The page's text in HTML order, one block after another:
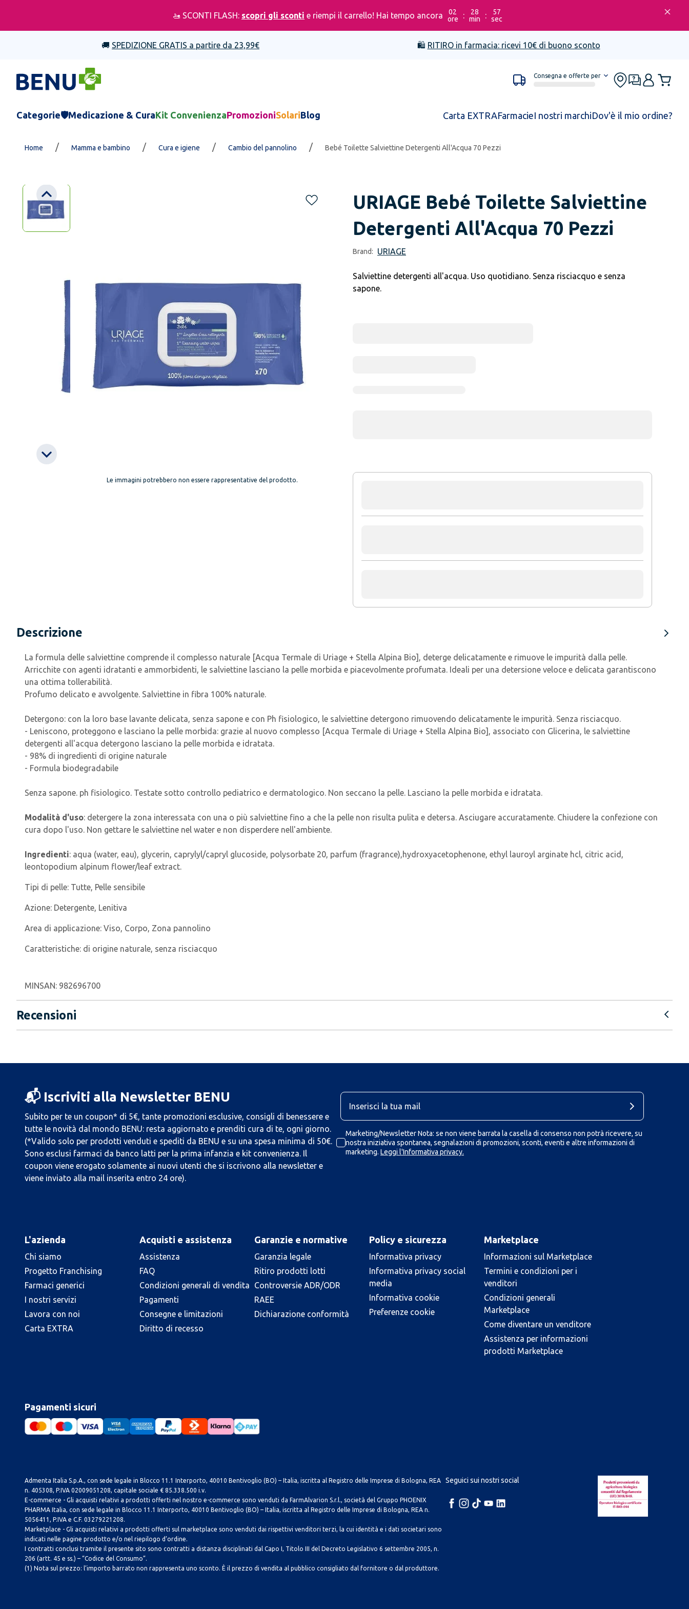
🚤 SCONTI FLASH: scopri gli sconti e riempi il carrello! Hai tempo ancora
02
ore
:
28
min
:
57
sec
🚚 SPEDIZIONE GRATIS a partire da 23,99€ 🛍️ RITIRO in farmacia: ricevi 10€ di buono sconto
Consegna e offerte per
Categorie🛡️Medicazione & CuraKit ConvenienzaPromozioniSolariBlog Carta EXTRAFarmacieI nostri marchiDov'è il mio ordine?
Home / Mamma e bambino / Cura e igiene / Cambio del pannolino / Bebé Toilette Salviettine Detergenti All'Acqua 70 Pezzi
Le immagini potrebbero non essere rappresentative del prodotto.
URIAGE Bebé Toilette Salviettine
Detergenti All'Acqua 70 Pezzi
Brand: URIAGE
Salviettine detergenti all'acqua. Uso quotidiano. Senza risciacquo e senza
sapone.
Descrizione
La formula delle salviettine comprende il complesso naturale [Acqua Termale di Uriage + Stella Alpina Bio], deterge delicatamente e rimuove le impurità dalla pelle.
Arricchite con agenti idratanti e ammorbidenti, le salviettine lasciano la pelle morbida e piacevolmente profumata. Ideali per una detersione veloce e delicata garantiscono
una ottima tollerabilità.
Profumo delicato e avvolgente. Salviettine in fibra 100% naturale.
Detergono: con la loro base lavante delicata, senza sapone e con Ph fisiologico, le salviettine detergono rimuovendo delicatamente le impurità. Senza risciacquo.
- Leniscono, proteggono e lasciano la pelle morbida: grazie al nuovo complesso [Acqua Termale di Uriage + Stella Alpina Bio], associato con Glicerina, le salviettine
detergenti all'acqua detergono lasciano la pelle morbida e idratata.
- 98% di ingredienti di origine naturale
- Formula biodegradabile
Senza sapone. ph fisiologico. Testate sotto controllo pediatrico e dermatologico. Non seccano la pelle. Lasciano la pelle morbida e idratata.
Modalità d'uso: detergere la zona interessata con una o più salviettine fino a che la pelle non risulta pulita e detersa. Asciugare accuratamente. Chiudere la confezione con
cura dopo l'uso. Non gettare le salviettine nel water e non disperdere nell'ambiente.
Ingredienti: aqua (water, eau), glycerin, caprylyl/capryl glucoside, polysorbate 20, parfum (fragrance),hydroxyacetophenone, ethyl lauroyl arginate hcl, citric acid,
leontopodium alpinum flower/leaf extract.
Tipi di pelle: Tutte, Pelle sensibile
Azione: Detergente, Lenitiva
Area di applicazione: Viso, Corpo, Zona pannolino
Caratteristiche: di origine naturale, senza risciacquo
MINSAN: 982696700
Recensioni
📬 Iscriviti alla Newsletter BENU
Subito per te un coupon* di 5€, tante promozioni esclusive, consigli di benessere e
tutte le novità dal mondo BENU: resta aggiornato e prenditi cura di te, ogni giorno.
(*Valido solo per prodotti venduti e spediti da BENU e su una spesa minima di 50€.
Sono esclusi farmaci da banco latti per la prima infanzia e kit convenienza. Il
coupon viene erogato solamente ai nuovi utenti che si iscrivono alla newsletter e
viene inviato alla mail inserita entro 24 ore).
Marketing/Newsletter Nota: se non viene barrata la casella di consenso non potrà ricevere, su
nostra iniziativa spontanea, segnalazioni di promozioni, sconti, eventi e altre informazioni di
marketing. Leggi l'Informativa privacy.
L'azienda
Chi siamo
Progetto Franchising
Farmaci generici
I nostri servizi
Lavora con noi
Carta EXTRA
Acquisti e assistenza
Assistenza
FAQ
Condizioni generali di vendita
Pagamenti
Consegne e limitazioni
Diritto di recesso
Garanzie e normative
Garanzia legale
Ritiro prodotti lotti
Controversie ADR/ODR
RAEE
Dichiarazione conformità
Policy e sicurezza
Informativa privacy
Informativa privacy social
media
Informativa cookie
Preferenze cookie
Marketplace
Informazioni sul Marketplace
Termini e condizioni per i
venditori
Condizioni generali
Marketplace
Come diventare un venditore
Assistenza per informazioni
prodotti Marketplace
Pagamenti sicuri
Admenta Italia S.p.A., con sede legale in Blocco 11.1 Interporto, 40010 Bentivoglio (BO) – Italia, iscritta al Registro delle Imprese di Bologna, REA
n. 405308, P.IVA 02009051208, capitale sociale € 85.338.500 i.v.
E-commerce - Gli acquisti relativi a prodotti offerti nel nostro e-commerce sono venduti da FarmAlvarion S.r.l., società del Gruppo PHOENIX
PHARMA Italia, con sede legale in Blocco 11.1 Interporto, 40010 Bentivoglio (BO) – Italia, iscritta al Registro delle Imprese di Bologna, REA n.
5056411, P.IVA e C.F. 03279221208.
Marketplace - Gli acquisti relativi a prodotti offerti sul marketplace sono venduti dai rispettivi venditori terzi, la cui identità e i dati societari sono
indicati nelle pagine prodotto e/o nel riepilogo d’ordine.
I contratti conclusi tramite il presente sito sono contratti a distanza disciplinati dal Capo I, Titolo III del Decreto Legislativo 6 settembre 2005, n.
206 (artt. 45 e ss.) – “Codice del Consumo”.
(1) Nota sul prezzo: l’importo barrato non rappresenta uno sconto. È il prezzo di vendita al pubblico consigliato dal fornitore o dal produttore.
Seguici sui nostri social